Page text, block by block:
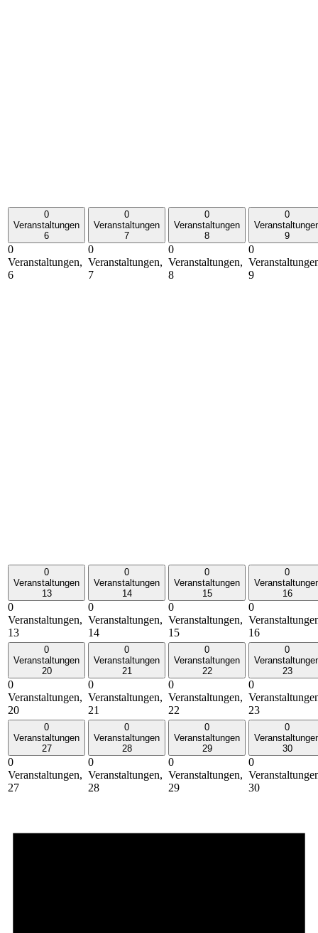
0
Veranstaltungen
6
0
Veranstaltungen,
6
0
Veranstaltungen
7
0
Veranstaltungen,
7
0
Veranstaltungen
8
0
Veranstaltungen,
8
0
9
0
9
0
Veranstaltungen
13
0
Veranstaltungen,
13
0
Veranstaltungen
14
0
Veranstaltungen,
14
0
Veranstaltungen
15
0
Veranstaltungen,
15
0
16
0
16
0
Veranstaltungen
20
0
Veranstaltungen,
20
0
Veranstaltungen
21
0
Veranstaltungen,
21
0
Veranstaltungen
22
0
Veranstaltungen,
22
0
23
0
23
0
Veranstaltungen
27
0
Veranstaltungen,
27
0
Veranstaltungen
28
0
Veranstaltungen,
28
0
Veranstaltungen
29
0
Veranstaltungen,
29
0
30
0
30